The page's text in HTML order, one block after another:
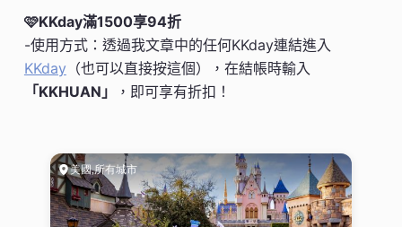
🩷KKday滿1500享94折
-使用方式：透過我文章中的任何KKday連結進入
KKday （也可以直接按這個），在結帳時輸入
「KKHUAN」
，即可享有折扣！